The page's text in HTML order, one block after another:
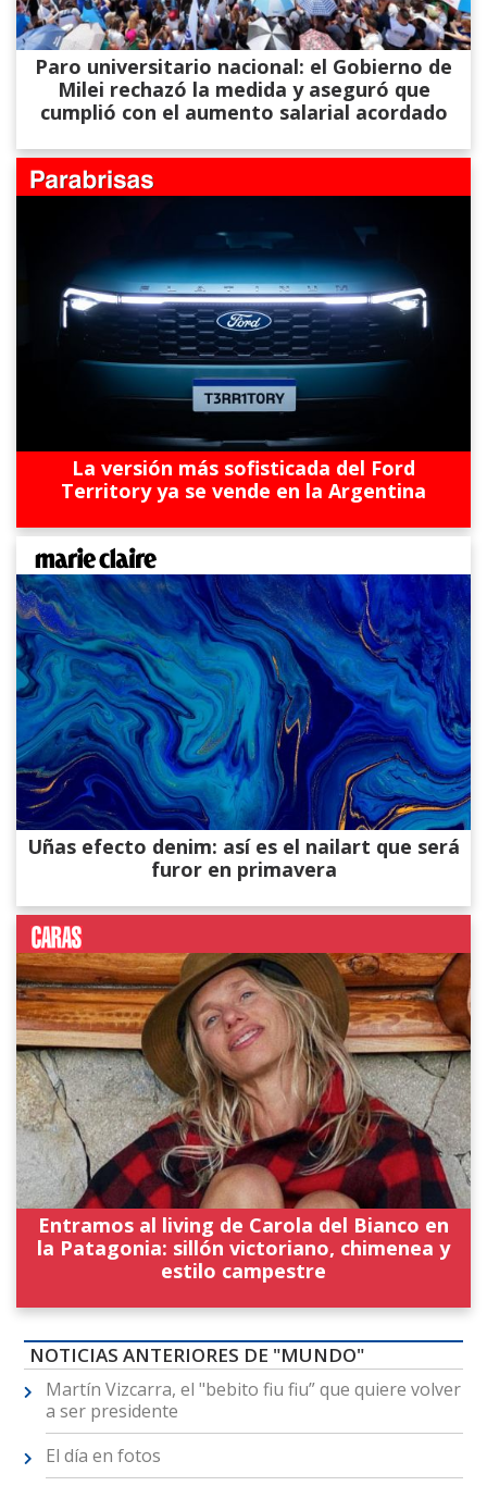
Paro universitario nacional: el Gobierno de
Milei rechazó la medida y aseguró que
cumplió con el aumento salarial acordado
La versión más sofisticada del Ford
Territory ya se vende en la Argentina
Uñas efecto denim: así es el nailart que será
furor en primavera
Entramos al living de Carola del Bianco en
la Patagonia: sillón victoriano, chimenea y
estilo campestre
NOTICIAS ANTERIORES DE "MUNDO"
Martín Vizcarra, el "bebito fiu fiu” que quiere volver
a ser presidente
El día en fotos